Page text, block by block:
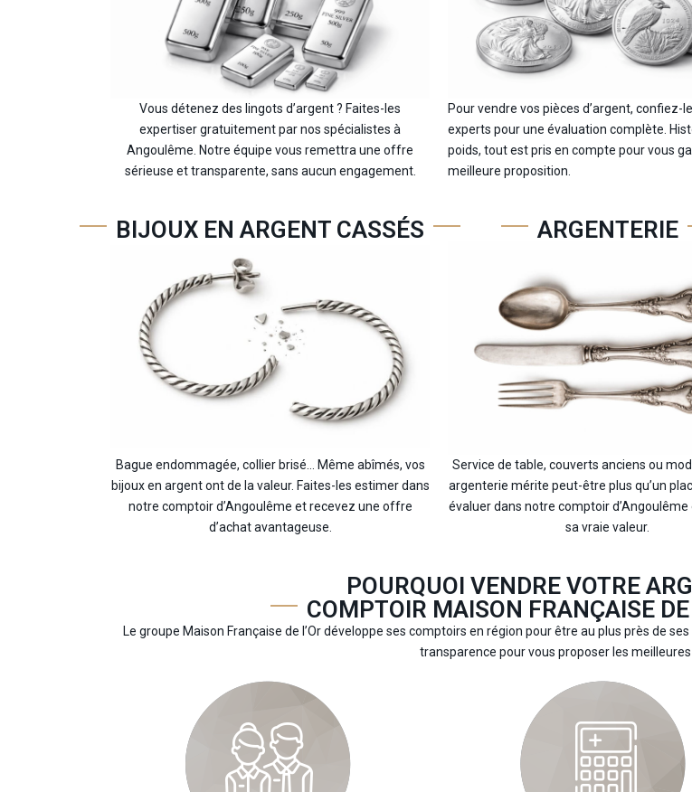
Vous détenez des lingots d’argent ? Faites-les
expertiser gratuitement par nos spécialistes à
Angoulême. Notre équipe vous remettra une offre
sérieuse et transparente, sans aucun engagement.
Pour vendre vos pièces d’argent, confiez-
experts pour une évaluation complète.
poids, tout est pris en compte pour vous
meilleure proposition.
BIJOUX EN ARGENT CASSÉS
Bague endommagée, collier brisé… Même abîmés, vos
bijoux en argent ont de la valeur. Faites-les estimer dans
notre comptoir d’Angoulême et recevez une offre
d’achat avantageuse.
ARGENTERIE
Service de table, couverts anciens ou
argenterie mérite peut-être plus qu’un
évaluer dans notre comptoir
sa vraie valeur.
POURQUOI VENDRE VOTRE
COMPTOIR MAISON FRANÇAISE
Le groupe Maison Française de l’Or développe ses comptoirs en région pour être au plus près de
transparence pour vous proposer les